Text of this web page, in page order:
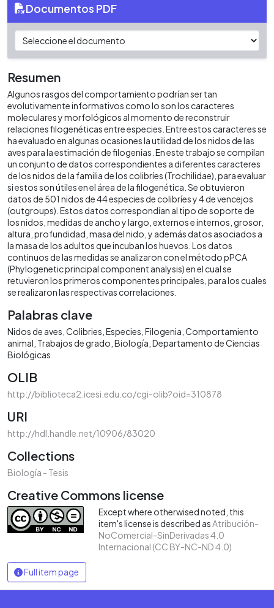
Documentos PDF
Resumen
Algunos rasgos del comportamiento podrían ser tan
evolutivamente informativos como lo son los caracteres
moleculares y morfológicos al momento de reconstruir
relaciones filogenéticas entre especies. Entre estos caracteres se
ha evaluado en algunas ocasiones la utilidad de los nidos de las
aves para la estimación de filogenias. En este trabajo se compilan
un conjunto de datos correspondientes a diferentes caracteres
de los nidos de la familia de los colibríes (Trochilidae), para evaluar
si estos son útiles en el área de la filogenética. Se obtuvieron
datos de 501 nidos de 44 especies de colibríes y 4 de vencejos
(outgroups). Estos datos correspondían al tipo de soporte de
los nidos, medidas de ancho y largo, externos e internos, grosor,
altura, profundidad, masa del nido, y además datos asociados a
la masa de los adultos que incuban los huevos. Los datos
continuos de las medidas se analizaron con el método pPCA
(Phylogenetic principal component analysis) en el cual se
retuvieron los primeros componentes principales, para los cuales
se realizaron las respectivas correlaciones.
Palabras clave
Nidos de aves Colibries Especies Filogenia Comportamiento
animal Trabajos de grado Biología Departamento de Ciencias
Biológicas
OLIB
http://biblioteca2.icesi.edu.co/cgi-olib?oid=310878
URI
http://hdl.handle.net/10906/83020
Collections
Biología - Tesis
Creative Commons license
Except where otherwised noted, this
item's license is described asAtribución-
NoComercial-SinDerivadas 4.0
Internacional (CC BY-NC-ND 4.0)
Full item page